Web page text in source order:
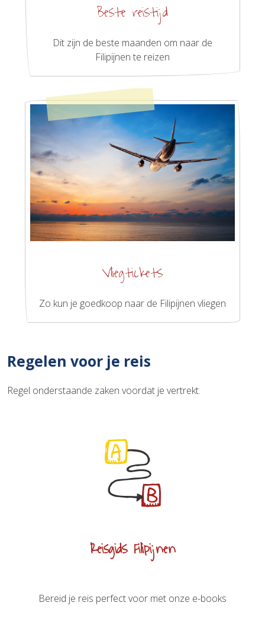
Beste reistijd
Dit zijn de beste maanden om naar de
Filipijnen te reizen
Vliegtickets
Zo kun je goedkoop naar de Filipijnen vliegen
Regelen voor je reis
Regel onderstaande zaken voordat je vertrekt.
Reisgids Filipijnen
Bereid je reis perfect voor met onze e-books